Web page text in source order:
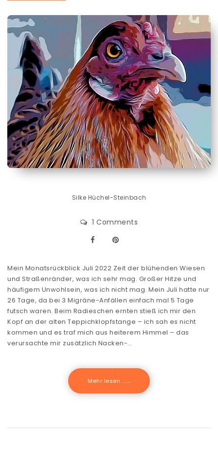
Silke Hüchel-Steinbach
1 Comments
Mein Monatsrückblick Juli 2022 Zeit der blühenden Wiesen
und Straßenränder, was ich sehr mag. Großer Hitze und
häufigem Unwohlsein, was ich nicht mag. Mein Juli hatte nur
26 Tage, da bei 3 Migräne-Anfällen einfach mal 5 Tage
futsch waren. Beim Radieschen ernten stieß ich mir den
Kopf an der alten Teppichklopfstange – ich sah es nicht
kommen und es traf mich aus heiterem Himmel – das
verursachte mir zusätzlich Nacken-…
Mehr lesen .......